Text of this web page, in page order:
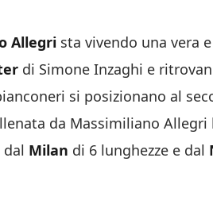
Allegri sta vivendo una vera
di Simone Inzaghi e
si posizionano al
da Massimiliano Allegri
Milan di 6 lunghezze e dal